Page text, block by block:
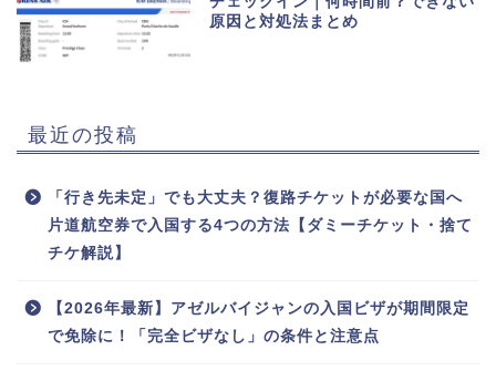
原因と対処法まとめ
最近の投稿
「行き先未定」でも大丈夫？復路チケットが必要な国へ
片道航空券で入国する4つの方法【ダミーチケット・捨て
チケ解説】
【2026年最新】アゼルバイジャンの入国ビザが期間限定
で免除に！「完全ビザなし」の条件と注意点